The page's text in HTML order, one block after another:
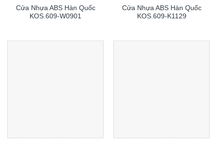
Cửa Nhựa ABS Hàn Quốc
KOS.609-W0901
Cửa Nhựa ABS Hàn Quốc
KOS.609-K1129